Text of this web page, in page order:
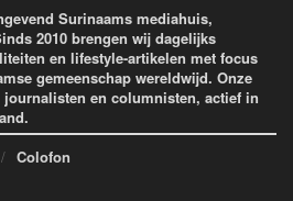
Surinaams mediahuis,
2010 brengen wij dagelijks
en lifestyle-artikelen met focus
gemeenschap wereldwijd. Onze
journalisten en columnisten, actief in
Colofon